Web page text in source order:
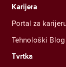
Karijera
Portal za
Tehnološki Blog
Tvrtka